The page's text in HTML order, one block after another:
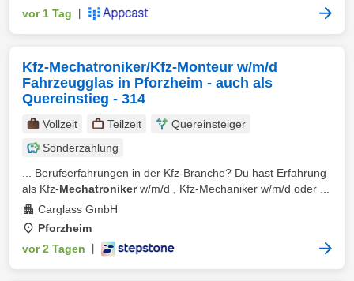
vor 1 Tag
Kfz-Mechatroniker/Kfz-Monteur w/m/d
Fahrzeugglas in Pforzheim - auch als
Quereinstieg - 314
Vollzeit Teilzeit
Quereinsteiger
Sonderzahlung
... Berufserfahrungen in der Kfz-Branche? Du hast Erfahrung
als Kfz-Mechatronikerw/m/d , Kfz-Mechaniker w/m/d oder ...
Carglass GmbH
Pforzheim
vor 2 Tagen